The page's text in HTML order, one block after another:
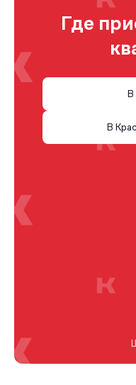
Где
В
В